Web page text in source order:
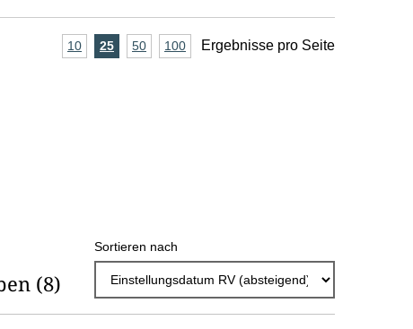
A
e
10Ergebnisse
25Ergebnisse
50Ergebnisse
100Ergebnisse
Ergebnisse pro Seite
(8)
Sortieren nach